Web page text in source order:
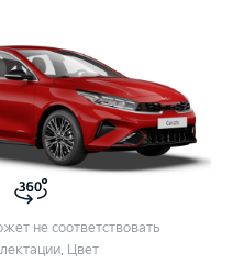
не соответствовать
Цвет